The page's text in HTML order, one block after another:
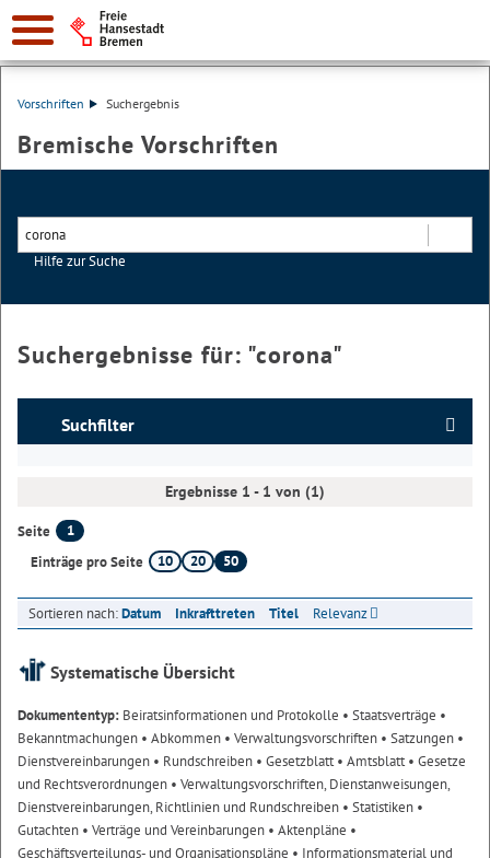
Vorschriften Suchergebnis
Bremische Vorschriften
Hilfe zur Suche
Suchergebnisse für: "corona"
Suchfilter
Ergebnisse 1 - 1 von (1)
Seite
1
Einträge pro Seite
10 20 50
Sortieren nach:Datum Inkrafttreten Titel Relevanz
Systematische Übersicht
Dokumententyp: Beiratsinformationen und Protokolle • Staatsverträge •
Bekanntmachungen • Abkommen • Verwaltungsvorschriften • Satzungen •
Dienstvereinbarungen • Rundschreiben • Gesetzblatt• Amtsblatt• Gesetze
und Rechtsverordnungen • Verwaltungsvorschriften, Dienstanweisungen,
Dienstvereinbarungen, Richtlinien und Rundschreiben • Statistiken •
Gutachten • Verträge und Vereinbarungen • Aktenpläne •
Geschäftsverteilungs- und Organisationspläne • Informationsmaterial und